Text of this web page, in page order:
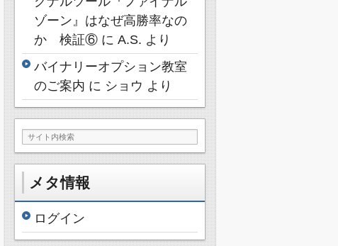
ゾーン』はなぜ高勝率なの
か 検証⑥ に A.S. より
バイナリーオプション教室
のご案内 に ショウ より
メタ情報
ログイン